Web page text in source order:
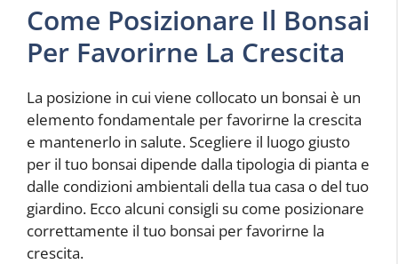
Come Posizionare Il Bonsai
Per Favorirne La Crescita
La posizione in cui viene collocato un bonsai è un
elemento fondamentale per favorirne la crescita
e mantenerlo in salute. Scegliere il luogo giusto
per il tuo bonsai dipende dalla tipologia di pianta e
dalle condizioni ambientali della tua casa o del tuo
giardino. Ecco alcuni consigli su come posizionare
correttamente il tuo bonsai per favorirne la
crescita.